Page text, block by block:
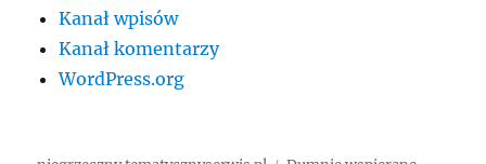
Kanał wpisów
Kanał komentarzy
WordPress.org